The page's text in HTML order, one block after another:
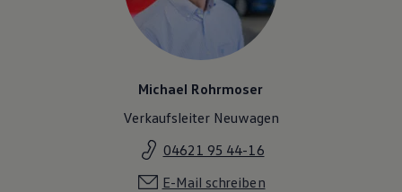
Michael Rohrmoser
Verkaufsleiter Neuwagen
04621 95 44-16
E-Mail schreiben